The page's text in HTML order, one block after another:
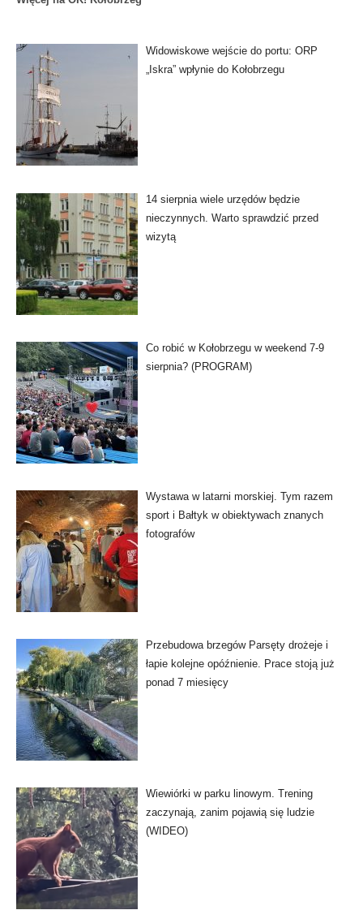
Widowiskowe wejście do portu: ORP
„Iskra” wpłynie do Kołobrzegu
14 sierpnia wiele urzędów będzie
nieczynnych. Warto sprawdzić przed
wizytą
Co robić w Kołobrzegu w weekend 7-9
sierpnia? (PROGRAM)
Wystawa w latarni morskiej. Tym razem
sport i Bałtyk w obiektywach znanych
fotografów
Przebudowa brzegów Parsęty drożeje i
łapie kolejne opóźnienie. Prace stoją już
ponad 7 miesięcy
Wiewiórki w parku linowym. Trening
zaczynają, zanim pojawią się ludzie
(WIDEO)